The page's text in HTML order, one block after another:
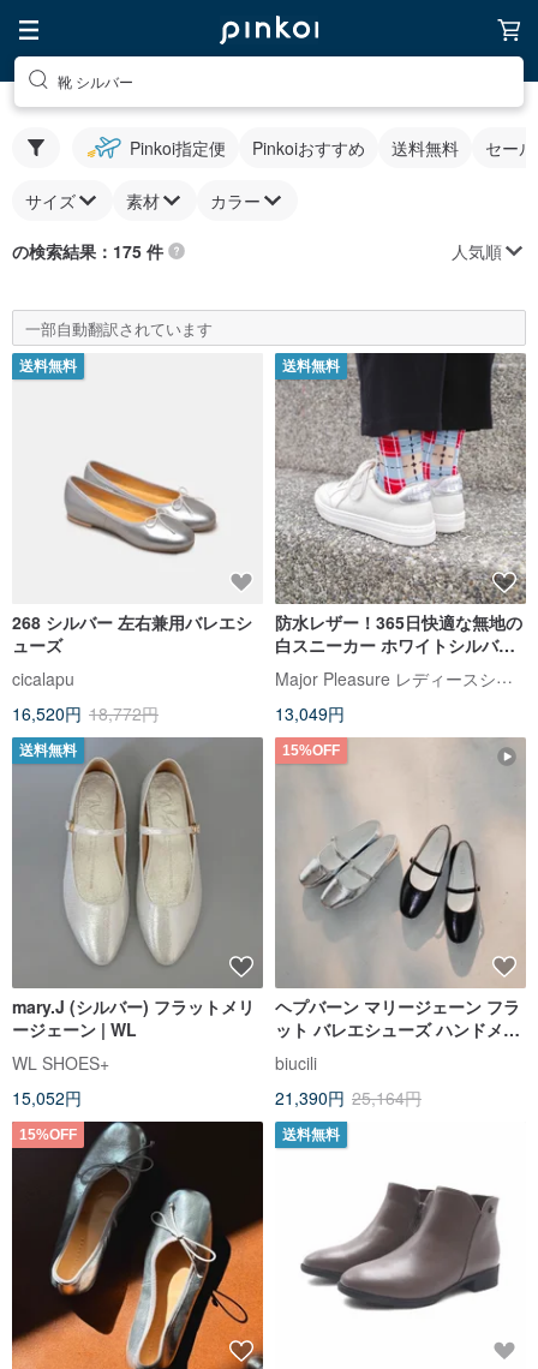
靴 シルバー
Pinkoi指定便 Pinkoiおすすめ 送料無料 セー
サイズ 素材 カラー
の検索結果：175 件 人気順
一部自動翻訳されています
送料無料
268 シルバー 左右兼用バレエシ
ューズ
cicalapu
16,520円 18,772円
送料無料
防水レザー！365日快適な無地の
白スニーカー ホワイトシルバー
本革 MIT - シルバームーンライ
ト
Major Pleasure レディースシューズ研究室
13,049円
送料無料
mary.J (シルバー) フラットメリ
ージェーン | WL
WL SHOES+
15,052円
15%OFF
ヘプバーン マリージェーン フラ
ット バレエシューズ ハンドメイ
ドbiucili
21,390円 25,164円
15%OFF 送料無料